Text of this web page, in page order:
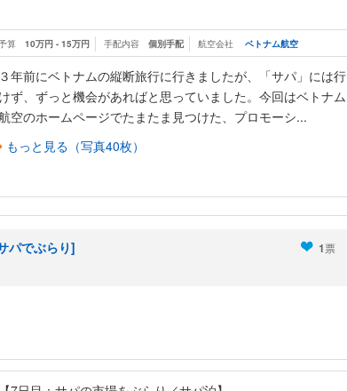
算 10万円 - 15万円 手配内容 個別手配 航空会社 ベトナム航空
３年前にベトナムの縦断旅行に行きましたが、「サパ」には行
けず、ずっと機会があればと思っていました。今回はベトナム
空のホームページでたまたま見つけた、プロモーシ...
もっと見る（写真40枚）
パでぶらり] 1票